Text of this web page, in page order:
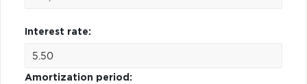
Interest rate:
Amortization period: